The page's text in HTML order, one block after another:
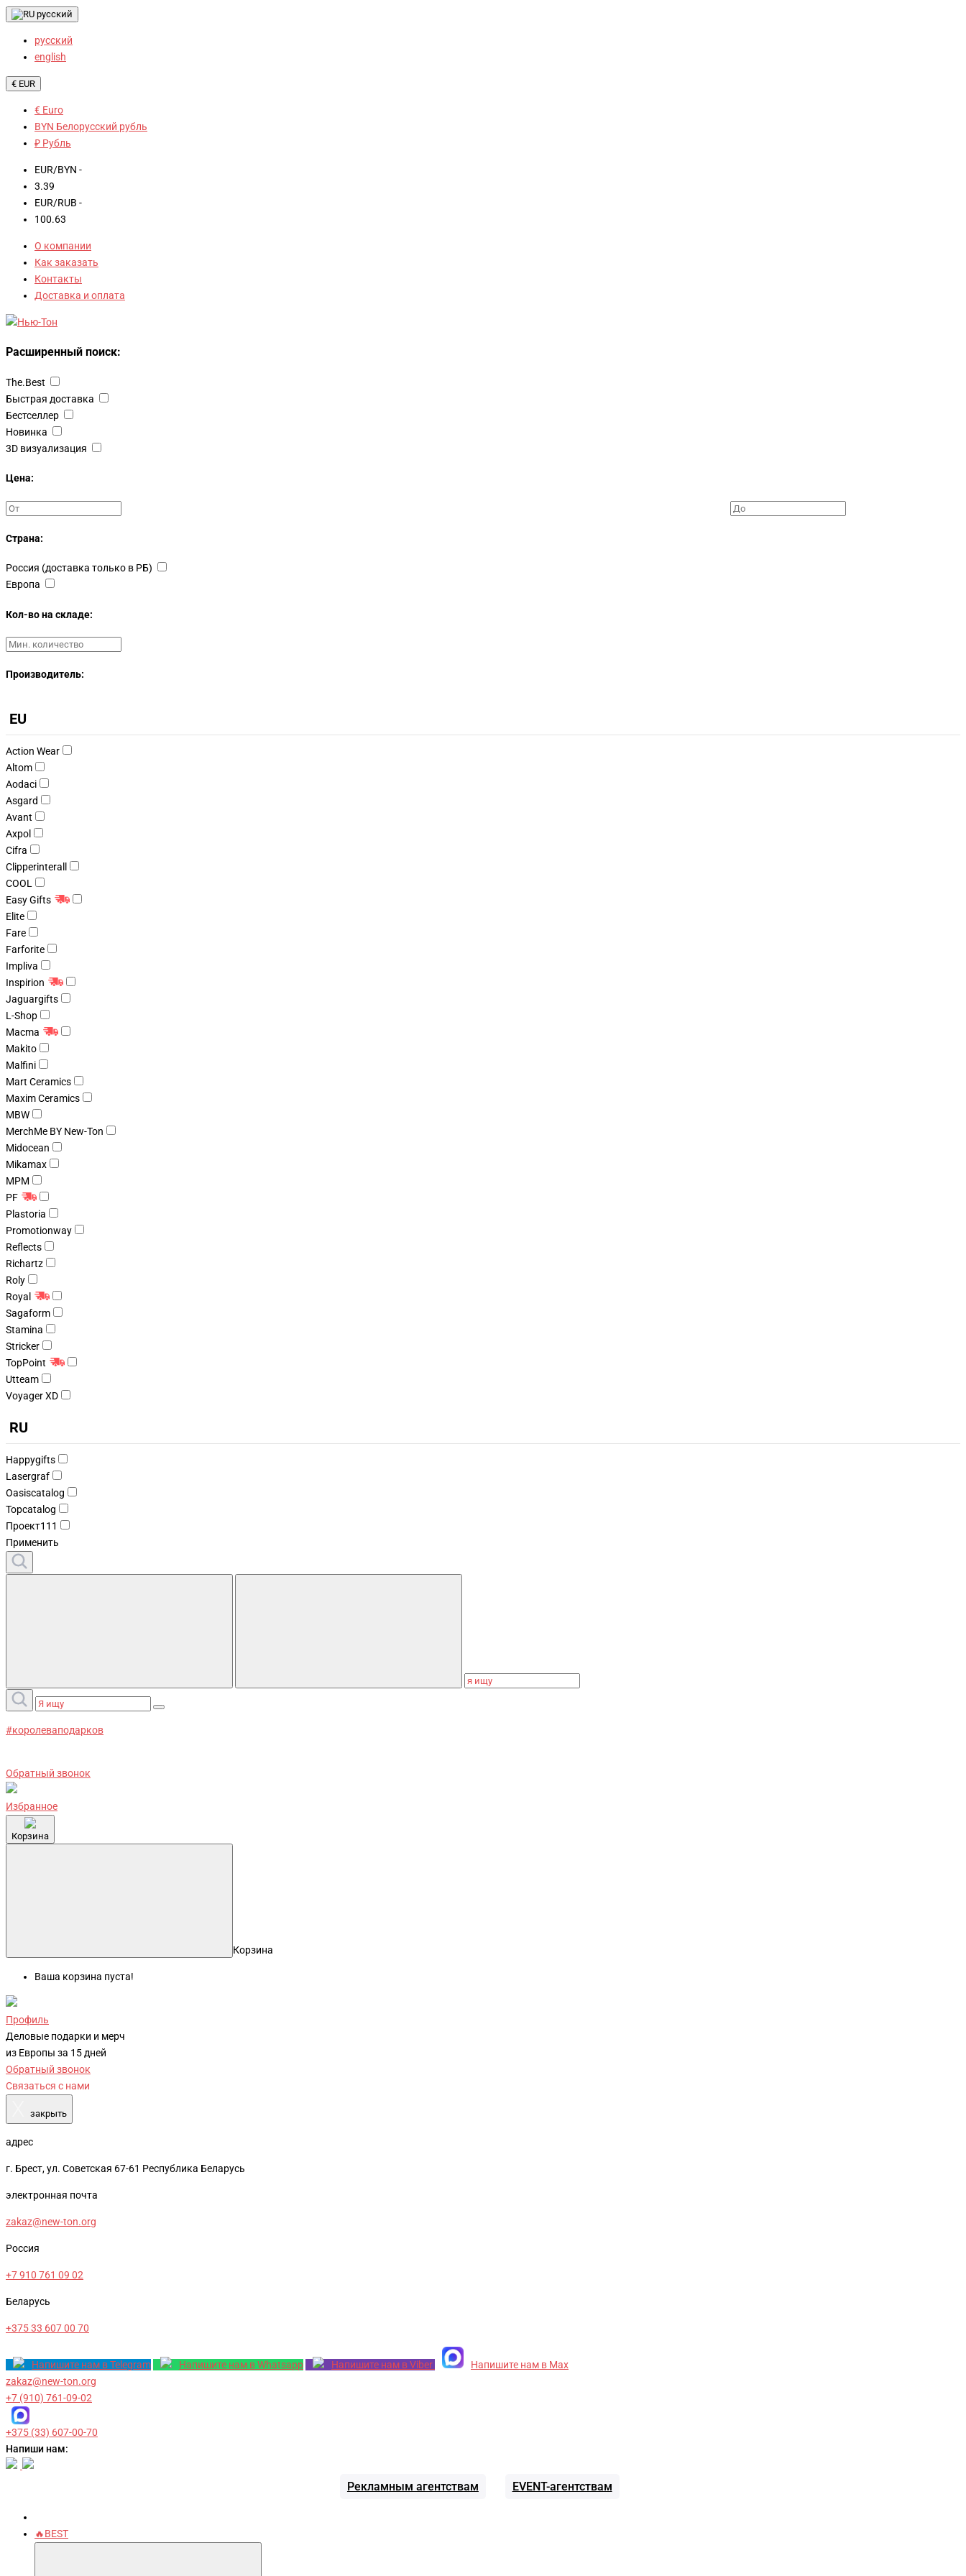
русский
русский
english
€ EUR
€ Euro
BYN Белорусский рубль
₽ Рубль
EUR/BYN -
3.39
EUR/RUB -
100.63
О компании
Как заказать
Контакты
Доставка и оплата
Расширенный поиск:
The.Best
Быстрая доставка
Бестселлер
Новинка
3D визуализация
Цена:
Страна:
Россия (доставка только в РБ)
Европа
Кол-во на складе:
Производитель:
EU
Action Wear
Altom
Aodaci
Asgard
Avant
Axpol
Cifra
Clipperinterall
COOL
Easy Gifts
Elite
Fare
Farforite
Impliva
Inspirion
Jaguargifts
L-Shop
Macma
Makito
Malfini
Mart Ceramics
Maxim Ceramics
MBW
MerchMe BY New-Ton
Midocean
Mikamax
MPM
PF
Plastoria
Promotionway
Reflects
Richartz
Roly
Royal
Sagaform
Stamina
Stricker
TopPoint
Utteam
Voyager XD
RU
Happygifts
Lasergraf
Oasiscatalog
Topcatalog
Проект111
Применить
#королеваподарков
Обратный звонок
Избранное
Корзина
Корзина
Ваша корзина пуста!
Профиль
Деловые подарки и мерч
из Европы за 15 дней
Обратный звонок
Связаться с нами
закрыть
адрес
г. Брест, ул. Советская 67-61 Республика Беларусь
электронная почта
zakaz@new-ton.org
Россия
+7 910 761 09 02
Беларусь
+375 33 607 00 70
Напишите нам в Telegram Напишите нам в Whatsapp Напишите нам в Viber
Напишите нам в Max
zakaz@new-ton.org
+7 (910) 761-09-02
+375 (33) 607-00-70
Напиши нам:
Рекламным агентствам EVENT-агентствам
🔥BEST